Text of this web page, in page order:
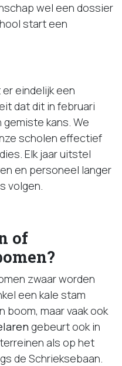
wel een dossier
start een
eindelijk een
dat dit in februari
kans. We
scholen effectief
Elk jaar uitstel
en personeel langer
volgen.
of
zwaar worden
een kale stam
maar vaak ook
gebeurt ook in
als op het
de Schrieksebaan.